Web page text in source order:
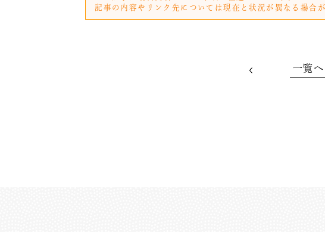
記事の内容やリンク先については現在と状況が異なる場合
一覧へ